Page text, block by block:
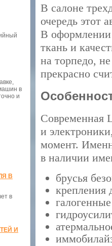
в
и
В
в
И
В салоне
очередь этот
В
ткань и
на торпедо,
прекрасно
Современная
и
момент.
в наличии
брусья
крепления